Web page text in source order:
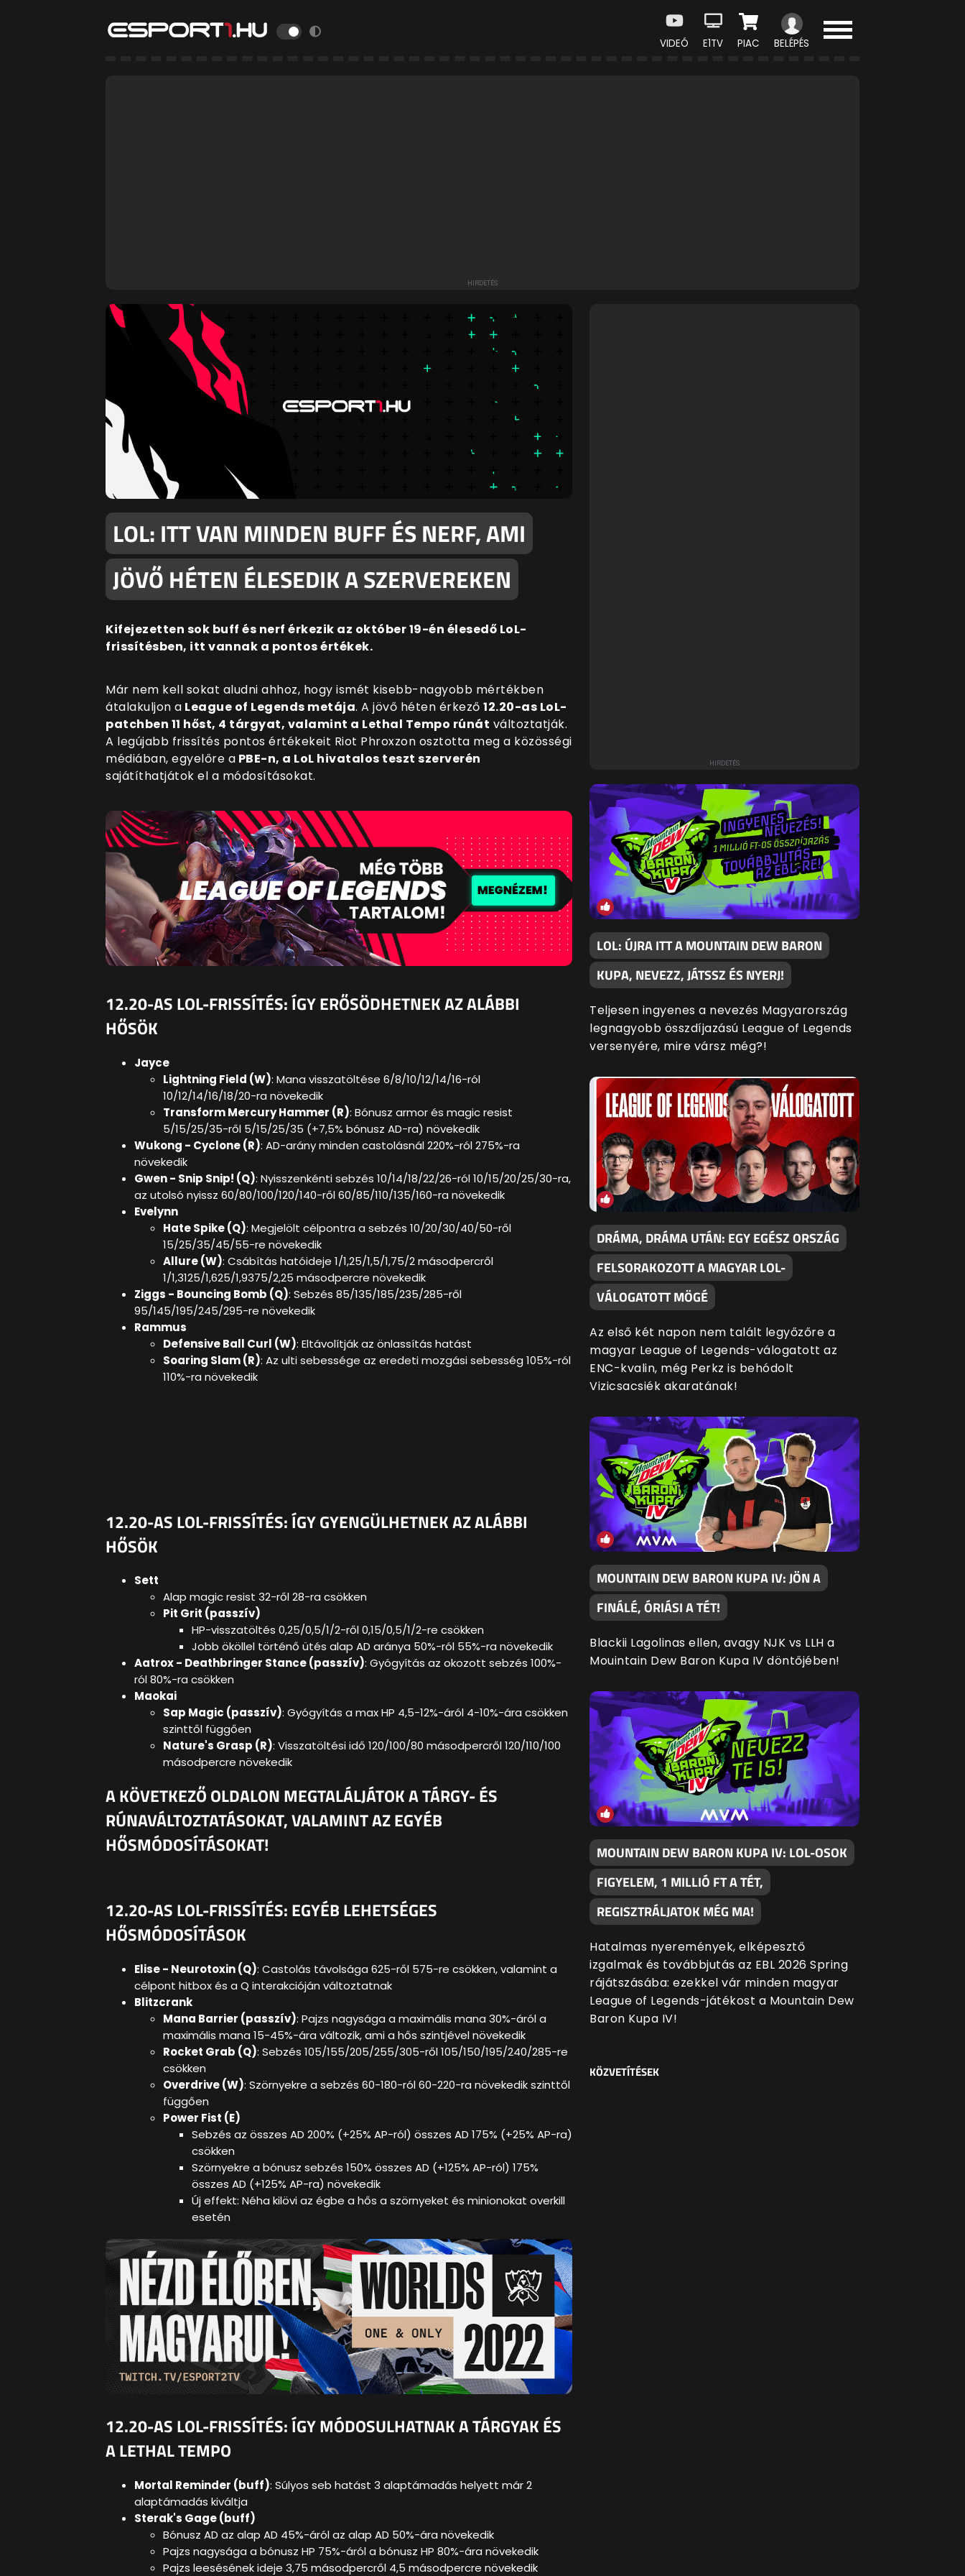
VIDEÓ E1TV PIAC BELÉPÉS
LOL: ITT VAN MINDEN BUFF ÉS NERF, AMI
JÖVŐ HÉTEN ÉLESEDIK A SZERVEREKEN
Kifejezetten sok buff és nerf érkezik az október 19-én élesedő LoL-
frissítésben, itt vannak a pontos értékek.
Már nem kell sokat aludni ahhoz, hogy ismét kisebb-nagyobb mértékben
átalakuljon a League of Legends metája. A jövő héten érkező 12.20-as LoL-
patchben 11 hőst, 4 tárgyat, valamint a Lethal Tempo rúnát változtatják.
A legújabb frissítés pontos értékekeit Riot Phroxzon osztotta meg a közösségi
médiában, egyelőre a PBE-n, a LoL hivatalos teszt szerverén
sajátíthatjátok el a módosításokat.
12.20-AS LOL-FRISSÍTÉS: ÍGY ERŐSÖDHETNEK AZ ALÁBBI
HŐSÖK
Jayce
Lightning Field (W): Mana visszatöltése 6/8/10/12/14/16-ról
10/12/14/16/18/20-ra növekedik
Transform Mercury Hammer (R): Bónusz armor és magic resist
5/15/25/35-ről 5/15/25/35 (+7,5% bónusz AD-ra) növekedik
Wukong - Cyclone (R): AD-arány minden castolásnál 220%-ról 275%-ra
növekedik
Gwen - Snip Snip! (Q): Nyisszenkénti sebzés 10/14/18/22/26-ról 10/15/20/25/30-ra,
az utolsó nyissz 60/80/100/120/140-ről 60/85/110/135/160-ra növekedik
Evelynn
Hate Spike (Q): Megjelölt célpontra a sebzés 10/20/30/40/50-ről
15/25/35/45/55-re növekedik
Allure (W): Csábítás hatóideje 1/1,25/1,5/1,75/2 másodpercről
1/1,3125/1,625/1,9375/2,25 másodpercre növekedik
Ziggs - Bouncing Bomb (Q): Sebzés 85/135/185/235/285-ről
95/145/195/245/295-re növekedik
Rammus
Defensive Ball Curl (W): Eltávolítják az önlassítás hatást
Soaring Slam (R): Az ulti sebessége az eredeti mozgási sebesség 105%-ról
110%-ra növekedik
12.20-AS LOL-FRISSÍTÉS: ÍGY GYENGÜLHETNEK AZ ALÁBBI
HŐSÖK
Sett
Alap magic resist 32-ről 28-ra csökken
Pit Grit (passzív)
HP-visszatöltés 0,25/0,5/1/2-ről 0,15/0,5/1/2-re csökken
Jobb ököllel történő ütés alap AD aránya 50%-ról 55%-ra növekedik
Aatrox - Deathbringer Stance (passzív): Gyógyítás az okozott sebzés 100%-
ról 80%-ra csökken
Maokai
Sap Magic (passzív): Gyógyítás a max HP 4,5-12%-áról 4-10%-ára csökken
szinttől függően
Nature's Grasp (R): Visszatöltési idő 120/100/80 másodpercről 120/110/100
másodpercre növekedik
A KÖVETKEZŐ OLDALON MEGTALÁLJÁTOK A TÁRGY- ÉS
RÚNAVÁLTOZTATÁSOKAT, VALAMINT AZ EGYÉB
HŐSMÓDOSÍTÁSOKAT!
12.20-AS LOL-FRISSÍTÉS: EGYÉB LEHETSÉGES
HŐSMÓDOSÍTÁSOK
Elise - Neurotoxin (Q): Castolás távolsága 625-ről 575-re csökken, valamint a
célpont hitbox és a Q interakcióján változtatnak
Blitzcrank
Mana Barrier (passzív): Pajzs nagysága a maximális mana 30%-áról a
maximális mana 15-45%-ára változik, ami a hős szintjével növekedik
Rocket Grab (Q): Sebzés 105/155/205/255/305-ről 105/150/195/240/285-re
csökken
Overdrive (W): Szörnyekre a sebzés 60-180-ról 60-220-ra növekedik szinttől
függően
Power Fist (E)
Sebzés az összes AD 200% (+25% AP-ról) összes AD 175% (+25% AP-ra)
csökken
Szörnyekre a bónusz sebzés 150% összes AD (+125% AP-ról) 175%
összes AD (+125% AP-ra) növekedik
Új effekt: Néha kilövi az égbe a hős a szörnyeket és minionokat overkill
esetén
12.20-AS LOL-FRISSÍTÉS: ÍGY MÓDOSULHATNAK A TÁRGYAK ÉS
A LETHAL TEMPO
Mortal Reminder (buff): Súlyos seb hatást 3 alaptámadás helyett már 2
alaptámadás kiváltja
Sterak's Gage (buff)
Bónusz AD az alap AD 45%-áról az alap AD 50%-ára növekedik
Pajzs nagysága a bónusz HP 75%-áról a bónusz HP 80%-ára növekedik
Pajzs leesésének ideje 3,75 másodpercről 4,5 másodpercre növekedik
LOL: ÚJRA ITT A MOUNTAIN DEW BARON
KUPA, NEVEZZ, JÁTSSZ ÉS NYERJ!
Teljesen ingyenes a nevezés Magyarország
legnagyobb összdíjazású League of Legends
versenyére, mire vársz még?!
DRÁMA, DRÁMA UTÁN: EGY EGÉSZ ORSZÁG
FELSORAKOZOTT A MAGYAR LOL-
VÁLOGATOTT MÖGÉ
Az első két napon nem talált legyőzőre a
magyar League of Legends-válogatott az
ENC-kvalin, még Perkz is behódolt
Vizicsacsiék akaratának!
MOUNTAIN DEW BARON KUPA IV: JÖN A
FINÁLÉ, ÓRIÁSI A TÉT!
Blackii Lagolinas ellen, avagy NJK vs LLH a
Mouintain Dew Baron Kupa IV döntőjében!
MOUNTAIN DEW BARON KUPA IV: LOL-OSOK
FIGYELEM, 1 MILLIÓ FT A TÉT,
REGISZTRÁLJATOK MÉG MA!
Hatalmas nyeremények, elképesztő
izgalmak és továbbjutás az EBL 2026 Spring
rájátszásába: ezekkel vár minden magyar
League of Legends-játékost a Mountain Dew
Baron Kupa IV!
KÖZVETÍTÉSEK